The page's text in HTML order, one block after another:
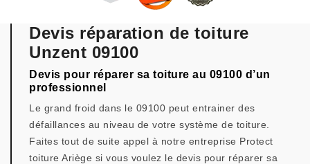
Devis réparation de toiture
Unzent 09100
Devis pour réparer sa toiture au 09100 d’un
professionnel
Le grand froid dans le 09100 peut entrainer des
défaillances au niveau de votre système de toiture.
Faites tout de suite appel à notre entreprise Protect
toiture Ariège si vous voulez le devis pour réparer sa